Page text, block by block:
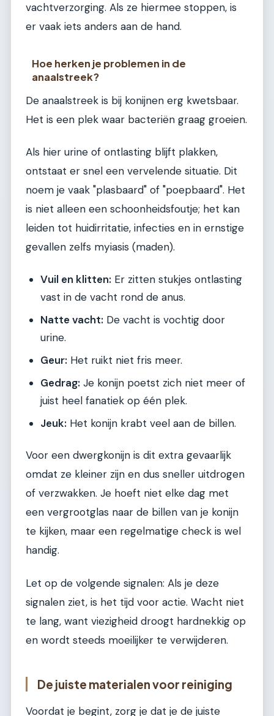
vachtverzorging. Als ze hiermee stoppen, is
er vaak iets anders aan de hand.
Hoe herken je problemen in de
anaalstreek?
De anaalstreek is bij konijnen erg kwetsbaar.
Het is een plek waar bacteriën graag groeien.
Als hier urine of ontlasting blijft plakken,
ontstaat er snel een vervelende situatie. Dit
noem je vaak "plasbaard" of "poepbaard". Het
is niet alleen een schoonheidsfoutje; het kan
leiden tot huidirritatie, infecties en in ernstige
gevallen zelfs myiasis (maden).
Vuil en klitten: Er zitten stukjes ontlasting
vast in de vacht rond de anus.
Natte vacht: De vacht is vochtig door
urine.
Geur: Het ruikt niet fris meer.
Gedrag: Je konijn poetst zich niet meer of
juist heel fanatiek op één plek.
Jeuk: Het konijn krabt veel aan de billen.
Voor een dwergkonijn is dit extra gevaarlijk
omdat ze kleiner zijn en dus sneller uitdrogen
of verzwakken. Je hoeft niet elke dag met
een vergrootglas naar de billen van je konijn
te kijken, maar een regelmatige check is wel
handig.
Let op de volgende signalen: Als je deze
signalen ziet, is het tijd voor actie. Wacht niet
te lang, want viezigheid droogt hardnekkig op
en wordt steeds moeilijker te verwijderen.
De juiste materialen voor reiniging
Voordat je begint, zorg je dat je de juiste